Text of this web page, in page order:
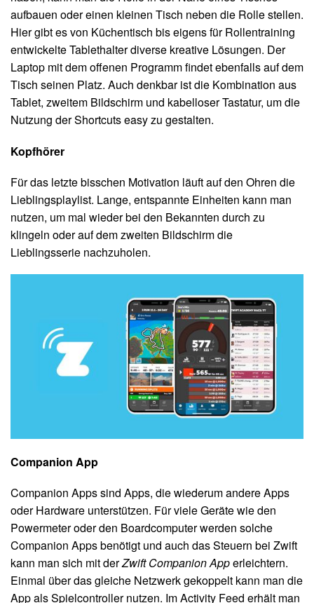
aufbauen oder einen kleinen Tisch neben die Rolle stellen.
Hier gibt es von Küchentisch bis eigens für Rollentraining
entwickelte Tablethalter diverse kreative Lösungen. Der
Laptop mit dem offenen Programm findet ebenfalls auf dem
Tisch seinen Platz. Auch denkbar ist die Kombination aus
Tablet, zweitem Bildschirm und kabelloser Tastatur, um die
Nutzung der Shortcuts easy zu gestalten.
Kopfhörer
Für das letzte bisschen Motivation läuft auf den Ohren die
Lieblingsplaylist. Lange, entspannte Einheiten kann man
nutzen, um mal wieder bei den Bekannten durch zu
klingeln oder auf dem zweiten Bildschirm die
Lieblingsserie nachzuholen.
Companion App
Companion Apps sind Apps, die wiederum andere Apps
oder Hardware unterstützen. Für viele Geräte wie den
Powermeter oder den Boardcomputer werden solche
Companion Apps benötigt und auch das Steuern bei Zwift
kann man sich mit derZwift Companion Apperleichtern.
Einmal über das gleiche Netzwerk gekoppelt kann man die
App als Spielcontroller nutzen. Im Activity Feed erhält man